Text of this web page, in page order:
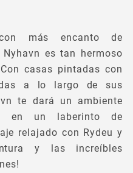
más encanto de
es tan hermoso
casas pintadas con
a lo largo de sus
te dará un ambiente
en un laberinto de
relajado con Rydeu y
y las increíbles